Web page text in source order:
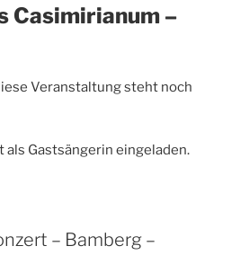
Casimirianum –
Veranstaltung steht noch
als Gastsängerin eingeladen.
– Bamberg –